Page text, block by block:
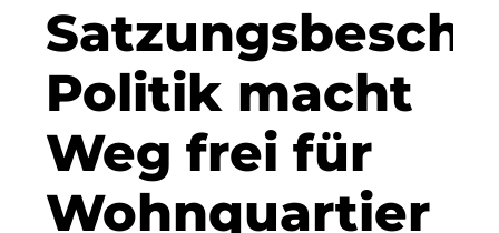
Dennis Hoppa
CSMM
DEGIV
Die Macherei
Politik macht
Weg frei für
Wohnquartier